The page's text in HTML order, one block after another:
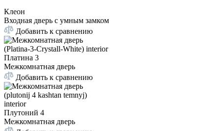
Клеон
Входная дверь с умным замком
Добавить к сравнению
Платина 3
Межкомнатная дверь
Добавить к сравнению
Плутоний 4
Межкомнатная дверь